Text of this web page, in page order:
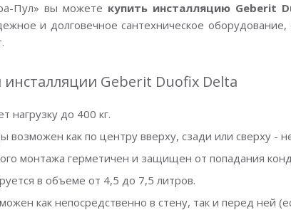
Пул» вы можете купить инсталляцию Geberit
и долговечное сантехническое
Geberit Duofix Delta
нагрузку до 400 кг.
возможен как по центру вверху, сзади или сверху -
монтажа герметичен и защищен от попадания
в объеме от 4,5 до 7,5 литров.
как непосредственно в стену, так и перед ней